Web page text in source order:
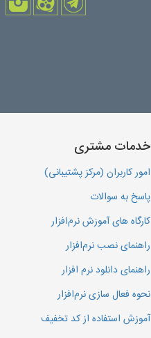
خدمات مشتری
امور کاربران (مرکز پشتیبانی)
پاسخ به سوالات
کارگاه های آموزش نرم‌افزار
راهنمای نصب نرم‌افزار
راهنمای دانلود نرم افزار
نحوه فعال سازی نرم‌افزار
آموزش استفاده از کد تخفیف